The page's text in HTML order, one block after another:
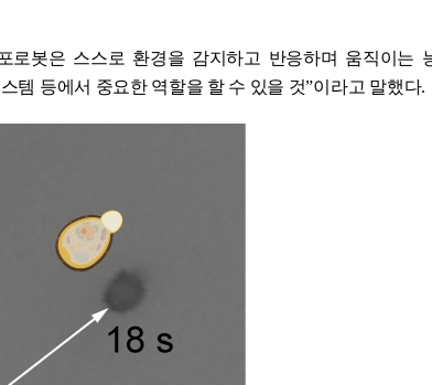
로봇은 스스로 환경을 감지하고 반응하며 움직이는
템 등에서 중요한 역할을 할 수 있을 것”이라고 말했다.